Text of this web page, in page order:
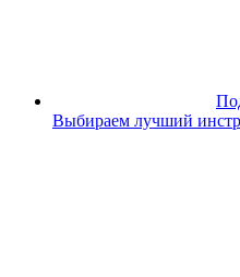
Выбираем лучший